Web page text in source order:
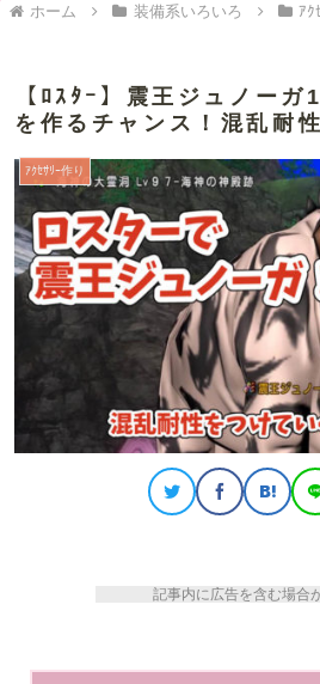
ホーム 装備系いろいろ ｱｸ
【ﾛｽﾀｰ】震王ジュノーガ
を作るチャンス！混乱耐
ｱｸｾｻﾘｰ作り
記事内に広告を含む場